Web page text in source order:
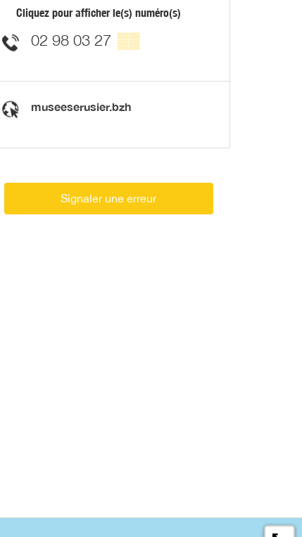
Cliquez pour afficher le(s) numéro(s)
02 98 03 27 ▒▒
museeserusier.bzh
Signaler une erreur